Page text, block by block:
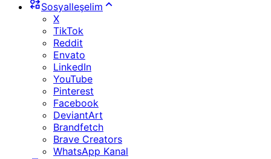
Sosyalleşelim
X
TikTok
Reddit
Envato
LinkedIn
YouTube
Pinterest
Facebook
DeviantArt
Brandfetch
Brave Creators
WhatsApp Kanal